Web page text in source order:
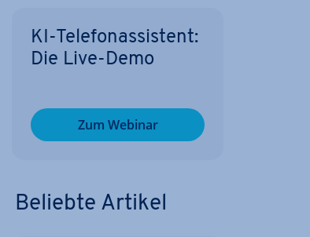
KI-Te­le­fon­as­sis­tent:
Die Live-Demo
Zum Webinar
Beliebte Artikel